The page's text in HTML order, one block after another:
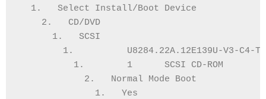
  1.   Select Install/Boot Device
    2.   CD/DVD
      1.   SCSI
1.          U8284.22A.12E139U-V3-C4-
          1.        1      SCSI CD-ROM
            2.   Normal Mode Boot
              1.   Yes